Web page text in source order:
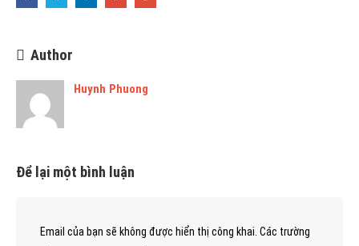
Author
Huynh Phuong
Để lại một bình luận
Email của bạn sẽ không được hiển thị công khai. Các trường